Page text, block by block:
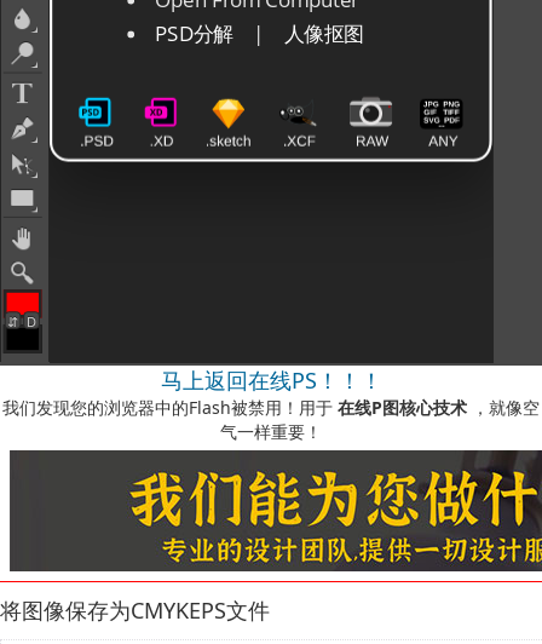
马上返回在线PS！！！
我们发现您的浏览器中的Flash被禁用！用于 在线P图核心技术 ，就像空
气一样重要！
如何启用它？-您可以在我们的视频说明中看到此处
将图像保存为CMYKEPS文件